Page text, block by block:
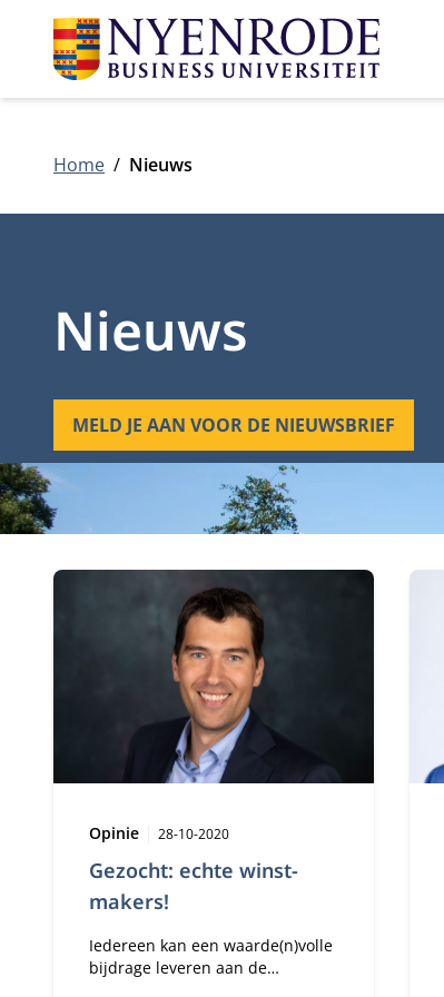
Home Nieuws
Nieuws
MELD JE AAN VOOR DE NIEUWSBRIEF
1543 nieuwsartikelen
Gezocht: echte winst-
makers!
Type:
Opinie Publicatiedatum:
28-10-2020
Iedereen kan een waarde(n)volle
bijdrage leveren aan de